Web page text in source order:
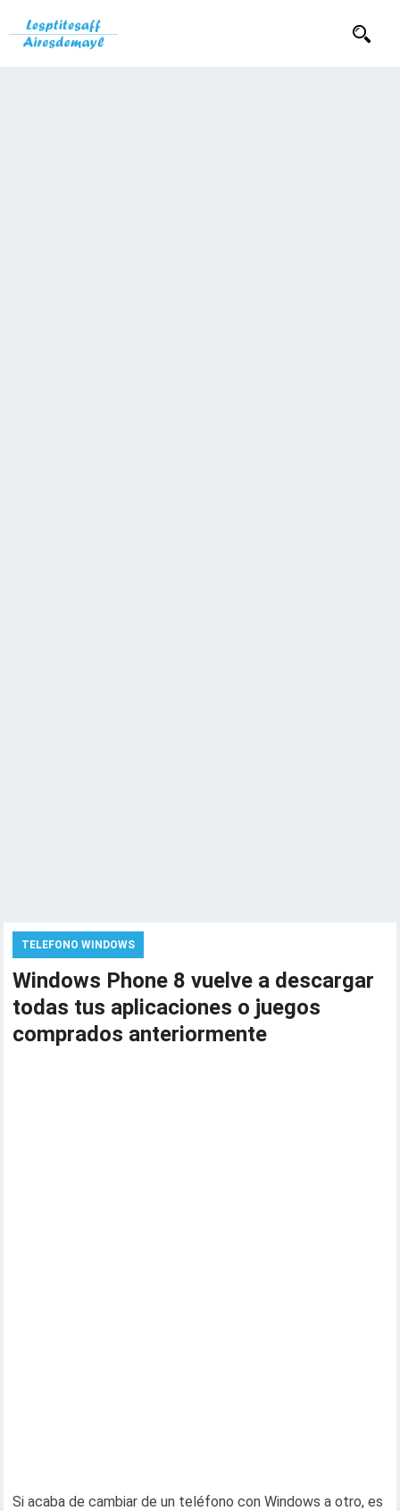
TELEFONO WINDOWS
Windows Phone 8 vuelve a descargar
todas tus aplicaciones o juegos
comprados anteriormente
Si acaba de cambiar de un teléfono con Windows a otro, es